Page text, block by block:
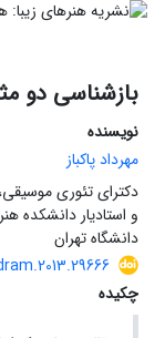
بازشناسی دو
نویسنده
مهرداد پاکباز
دکترای تئوری
و استادیار دانشکده
دانشگاه تهران
چکیده